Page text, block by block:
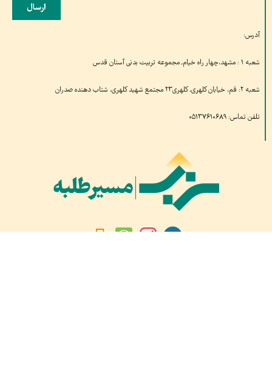
ارسال
آدرس:
شعبه ۱ : مشهد،چهار راه خیام, مجموعه تربیت بدنی آستان قدس
شعبه ۲: قم، خیابان کلهری، کلهری۲۳ مجتمع شهید کلهری، شتاب دهنده صدران
تلفن تماس: ۰۵۱۳۷۶۱۰۶۸۹